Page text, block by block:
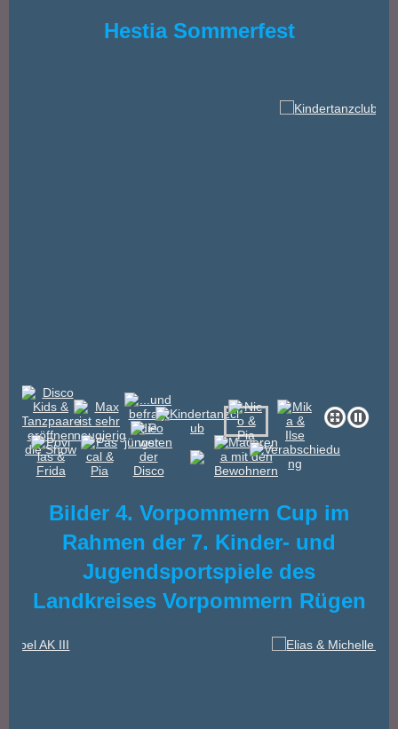
Hestia Sommerfest
Bilder 4. Vorpommern Cup im
Rahmen der 7. Kinder- und
Jugendsportspiele des
Landkreises Vorpommern Rügen